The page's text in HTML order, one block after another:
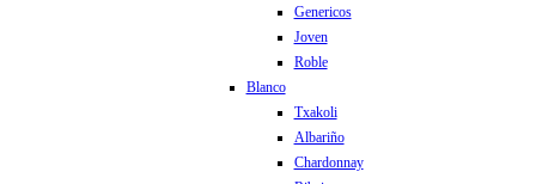
Genericos
Joven
Roble
Blanco
Txakoli
Albariño
Chardonnay